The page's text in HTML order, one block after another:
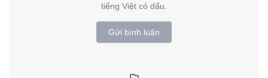
tiếng Việt có dấu.
Gửi bình luận